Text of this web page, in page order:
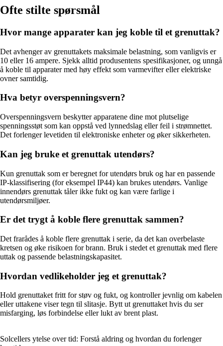
Ofte stilte spørsmål
Hvor mange apparater kan jeg koble til et grenuttak?
Det avhenger av grenuttakets maksimale belastning, som vanligvis er
10 eller 16 ampere. Sjekk alltid produsentens spesifikasjoner, og unngå
å koble til apparater med høy effekt som varmevifter eller elektriske
ovner samtidig.
Hva betyr overspenningsvern?
Overspenningsvern beskytter apparatene dine mot plutselige
spenningsstøt som kan oppstå ved lynnedslag eller feil i strømnettet.
Det forlenger levetiden til elektroniske enheter og øker sikkerheten.
Kan jeg bruke et grenuttak utendørs?
Kun grenuttak som er beregnet for utendørs bruk og har en passende
IP-klassifisering (for eksempel IP44) kan brukes utendørs. Vanlige
innendørs grenuttak tåler ikke fukt og kan være farlige i
utendørsmiljøer.
Er det trygt å koble flere grenuttak sammen?
Det frarådes å koble flere grenuttak i serie, da det kan overbelaste
kretsen og øke risikoen for brann. Bruk i stedet et grenuttak med flere
uttak og passende belastningskapasitet.
Hvordan vedlikeholder jeg et grenuttak?
Hold grenuttaket fritt for støv og fukt, og kontroller jevnlig om kabelen
eller uttakene viser tegn til slitasje. Bytt ut grenuttaket hvis du ser
misfarging, løs forbindelse eller lukt av brent plast.
Solcellers ytelse over tid: Forstå aldring og hvordan du forlenger